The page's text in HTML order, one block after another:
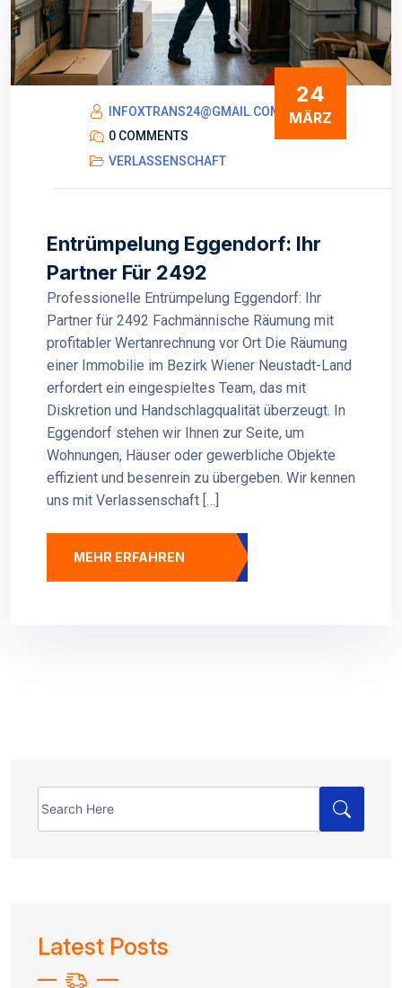
24
MÄRZ
INFOXTRANS24@GMAIL.COM
0 COMMENTS
VERLASSENSCHAFT
Entrümpelung Eggendorf: Ihr
Partner Für 2492
Professionelle Entrümpelung Eggendorf: Ihr
Partner für 2492 Fachmännische Räumung mit
profitabler Wertanrechnung vor Ort Die Räumung
einer Immobilie im Bezirk Wiener Neustadt-Land
erfordert ein eingespieltes Team, das mit
Diskretion und Handschlagqualität überzeugt. In
Eggendorf stehen wir Ihnen zur Seite, um
Wohnungen, Häuser oder gewerbliche Objekte
effizient und besenrein zu übergeben. Wir kennen
uns mit Verlassenschaft […]
MEHR ERFAHREN
Latest Posts